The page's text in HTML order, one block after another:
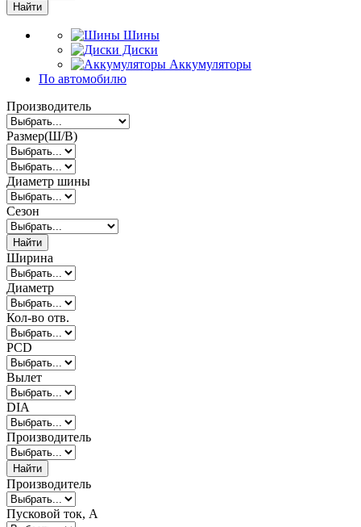
Найти
Шины
Диски
Аккумуляторы
По автомобилю
Производитель
Размер(Ш/В)
Диаметр шины
Сезон
Найти
Ширина
Диаметр
Кол-во отв.
PCD
Вылет
DIA
Производитель
Найти
Производитель
Пусковой ток, А